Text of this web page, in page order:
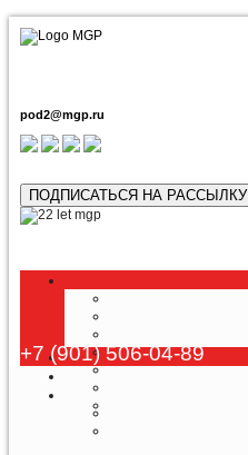
pod2@mgp.ru
ПОДПИСАТЬСЯ НА РАССЫЛКУ
+7 (901) 506-04-89